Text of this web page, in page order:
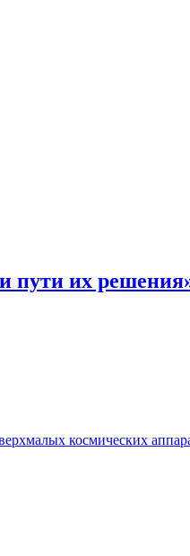
пути их
космических